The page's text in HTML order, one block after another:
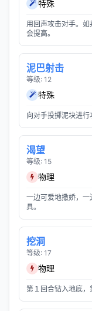
特殊
用回声攻击对手。
会提高。
泥巴射击
等级: 12
特殊
向对手投掷泥块进行
渴望
等级: 15
物理
一边可爱地撒娇，
具。
挖洞
等级: 17
物理
第１回合钻入地底，